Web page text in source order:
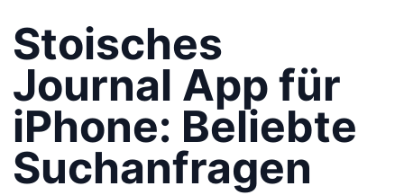
Stoisches
Journal App für
iPhone: Beliebte
Suchanfragen